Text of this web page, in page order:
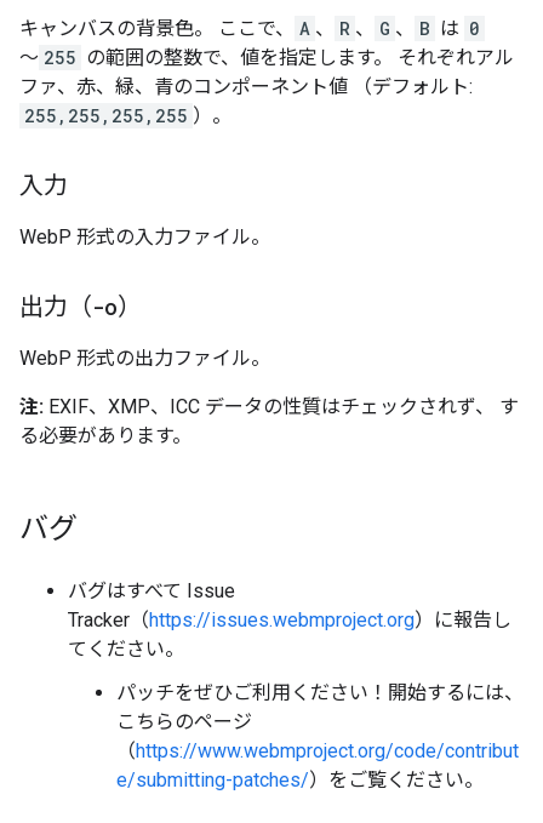
キャンバスの背景色。 ここで、 A 、 R 、 G 、 B は 0
～ 255 の範囲の整数で、値を指定します。 それぞれアル
ファ、赤、緑、青のコンポーネント値 （デフォルト:
255,255,255,255 ）。
入力
WebP 形式の入力ファイル。
出力（-o）
WebP 形式の出力ファイル。
注: EXIF、XMP、ICC データの性質はチェックされず、 す
る必要があります。
バグ
バグはすべて Issue
Tracker（https://issues.webmproject.org）に報告し
てください。
パッチをぜひご利用ください！開始するには、
こちらのページ
（https://www.webmproject.org/code/contribut
e/submitting-patches/）をご覧ください。